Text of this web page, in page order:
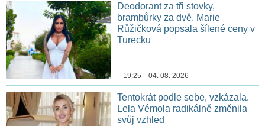
Deodorant za tři stovky,
brambůrky za dvě. Marie
Růžičková popsala šílené ceny v
Turecku
19:25 04. 08. 2026
Tentokrát podle sebe, vzkázala.
Lela Vémola radikálně změnila
svůj vzhled